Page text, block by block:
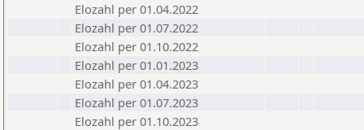
Elozahl per 01.04.2022
Elozahl per 01.07.2022
Elozahl per 01.10.2022
Elozahl per 01.01.2023
Elozahl per 01.04.2023
Elozahl per 01.07.2023
Elozahl per 01.10.2023